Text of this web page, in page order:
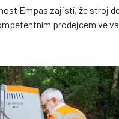
Empas zajistí, že stroj
prodejcem ve